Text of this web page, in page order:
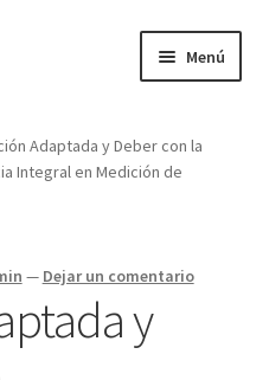
Menú
es su Función Principal?
Adaptada y Deber con la
Integral en Medición de
— Dejar un comentario
y